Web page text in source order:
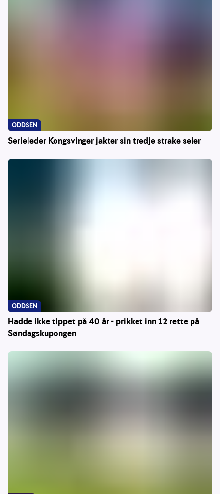
Serieleder Kongsvinger jakter sin tredje strake seier
ODDSEN
Hadde ikke tippet på 40 år - prikket inn 12 rette på
Søndagskupongen
ODDSEN